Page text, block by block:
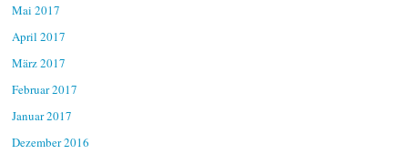
Mai 2017
April 2017
März 2017
Februar 2017
Januar 2017
Dezember 2016